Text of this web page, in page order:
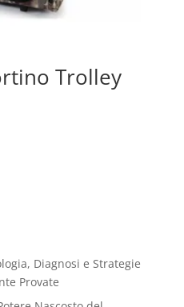
Trolley
Diagnosi e Strategie
Provate